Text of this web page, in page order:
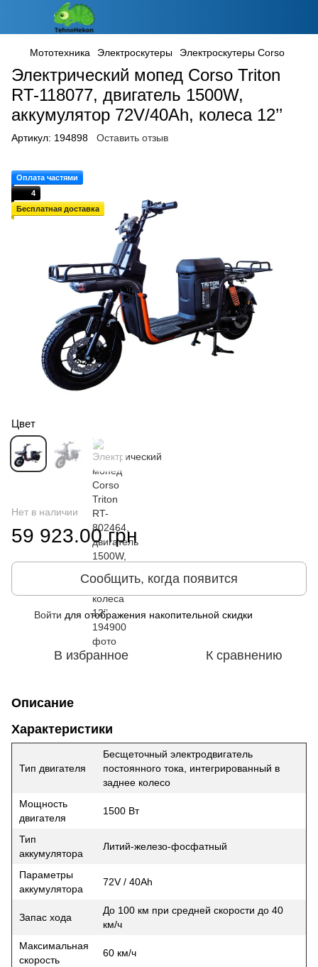
Мототехника Электроскутеры Электроскутеры Corso
Электрический мопед Corso Triton
RT-118077, двигатель 1500W,
аккумулятор 72V/40Ah, колеса 12’’
Артикул: 194898 Оставить отзыв
Оплата частями
4
Бесплатная доставка
Цвет
Нет в наличии
59 923.00 грн
Сообщить, когда появится
Войти для отображения накопительной скидки
В избранное К сравнению
Описание
Характеристики
Тип двигателя
Бесщеточный электродвигатель
постоянного тока, интегрированный в
заднее колесо
Мощность
двигателя
1500 Вт
Тип
аккумулятора
Литий-железо-фосфатный
Параметры
аккумулятора
72V / 40Ah
Запас хода
До 100 км при средней скорости до 40
км/ч
Максимальная
скорость
60 км/ч